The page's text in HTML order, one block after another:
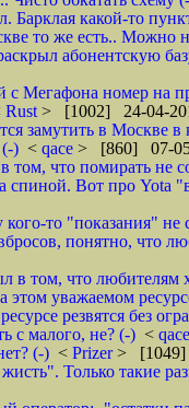
Барклая какой-то
то же есть.. Можно
абонентскую
Мегафона номер на
Rust > [1002] 24-04-
замутить в Москве в
) < qace > [860] 07-
том, что помирать не
спиной. Вот про Yota
то "показания" не
понятно, что
в том, что любителям
этом уважаемом
резвятся без
с малого, не? (-) <
(-) < Prizer> [1049]
Только такие